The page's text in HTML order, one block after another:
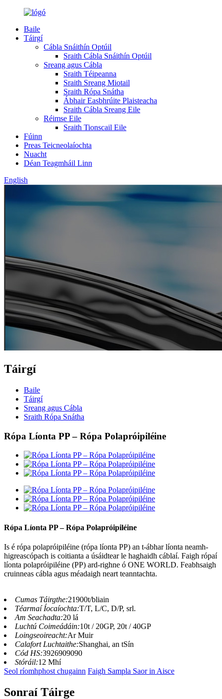
Baile
Táirgí
Cábla Snáithín Optúil
Sraith Cábla Snáithín Optúil
Sreang agus Cábla
Sraith Téipeanna
Sraith Sreang Miotail
Sraith Rópa Snátha
Ábhair Easbhrúite Plaisteacha
Sraith Cábla Sreang Eile
Réimse Eile
Sraith Tionscail Eile
Fúinn
Preas Teicneolaíochta
Nuacht
Déan Teagmháil Linn
English
Táirgí
Baile
Táirgí
Sreang agus Cábla
Sraith Rópa Snátha
Rópa Líonta PP – Rópa Polapróipiléine
Rópa Líonta PP – Rópa Polapróipiléine
Is é rópa polapróipiléine (rópa líonta PP) an t-ábhar líonta neamh-
higreascópach is coitianta a úsáidtear le haghaidh cáblaí. Faigh rópaí
líonta polapróipiléine (PP) ard-righne ó ONE WORLD. Feabhsaigh
cruinneas cábla agus méadaigh neart teanntachta.
Cumas Táirgthe:21900t/bliain
Téarmaí Íocaíochta:T/T, L/C, D/P, srl.
Am Seachadta:20 lá
Luchtú Coimeádáin:10t / 20GP, 20t / 40GP
Loingseoireacht:Ar Muir
Calafort Luchtaithe:Shanghai, an tSín
Cód HS:3926909090
Stóráil:12 Mhí
Seol ríomhphost chugainn Faigh Sampla Saor in Aisce
Sonraí Táirge